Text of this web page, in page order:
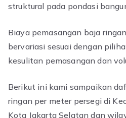
struktural pada pondasi
Biaya pemasangan baja
bervariasi sesuai dengan
kesulitan pemasangan dan
Berikut ini kami sampaikan
ringan per meter persegi di
Kota Jakarta Selatan dan